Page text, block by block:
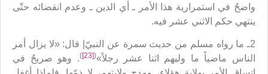
واضحٌ في استمرارية هذا الأمر ـ أي الدين ـ وعدم انقضائه حتّى
ينتهي حكم الاثني عشر فيه.
2ـ ما رواه مسلم من حديث سمرة عن النبيّ| قال: «لا يزال أمر
الناس ماضياً ما وليهم اثنا عشر رجلاً»(
[23]
). وهو صريحٌ في